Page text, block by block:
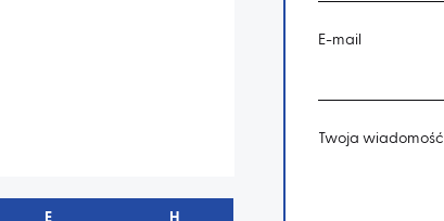
E H
E-mail
Twoja wiadomość